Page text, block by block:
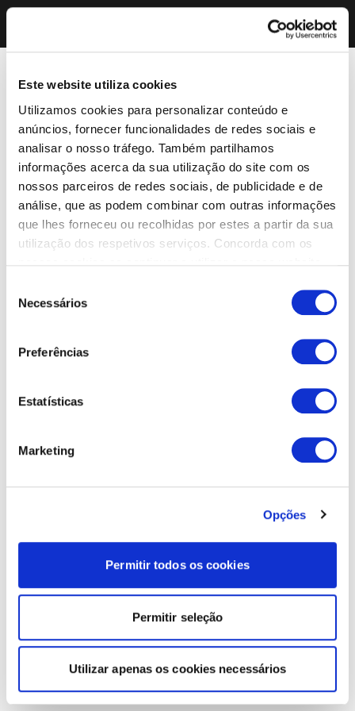
Este website utiliza cookies
Utilizamos cookies para personalizar conteúdo e
anúncios, fornecer funcionalidades de redes sociais e
analisar o nosso tráfego. Também partilhamos
informações acerca da sua utilização do site com os
nossos parceiros de redes sociais, de publicidade e de
análise, que as podem combinar com outras informações
que lhes forneceu ou recolhidas por estes a partir da sua
utilização dos respetivos serviços. Concorda com os
Necessários
Preferências
Estatísticas
Marketing
Opções
Permitir todos os cookies
Permitir seleção
Utilizar apenas os cookies necessários